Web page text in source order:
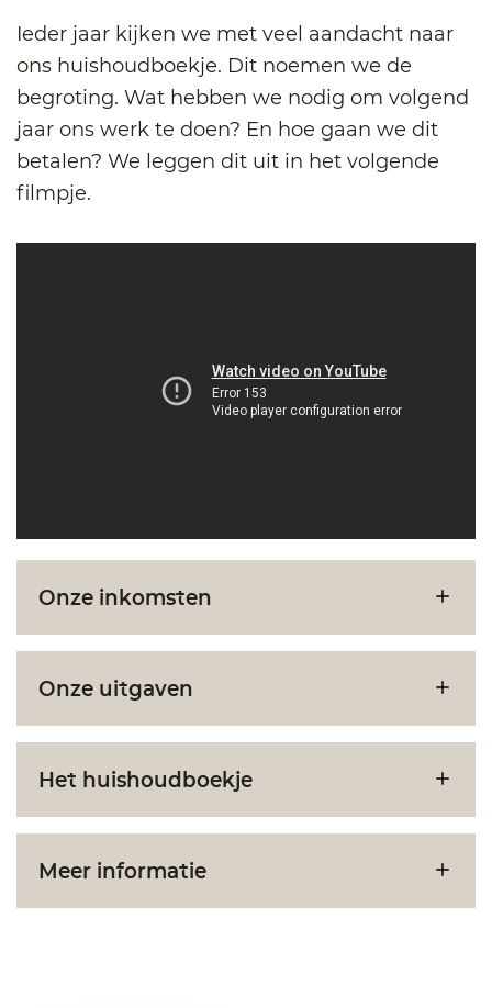
Ieder jaar kijken we met veel aandacht naar
ons huishoudboekje. Dit noemen we de
begroting. Wat hebben we nodig om volgend
jaar ons werk te doen? En hoe gaan we dit
betalen? We leggen dit uit in het volgende
filmpje.
Onze inkomsten
Onze uitgaven
Het huishoudboekje
Meer informatie